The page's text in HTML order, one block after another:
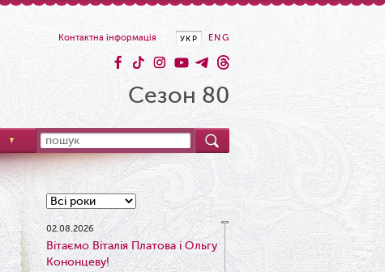
ENG
УКР
Контактна інформація
Сезон 80
02.08.2026
Вітаємо Віталія Платова і Ольгу
Кононцеву!